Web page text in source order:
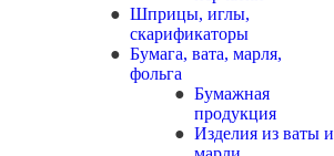
Шприцы, иглы,
скарификаторы
Бумага, вата, марля,
фольга
Бумажная
продукция
Изделия из ваты и